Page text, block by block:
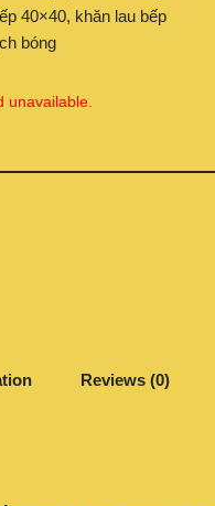
40×40, khăn lau bếp
bóng
unavailable.
Reviews (0)